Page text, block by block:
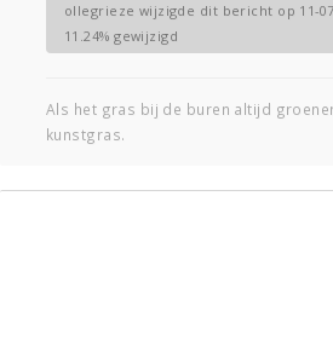
ollegrieze wijzigde dit bericht op 11-
11.24% gewijzigd
Als het gras bij de buren altijd
kunstgras.